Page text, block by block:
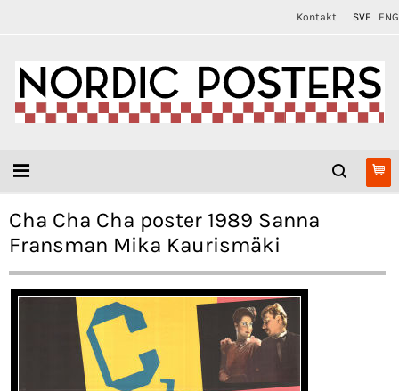
Kontakt SVE ENG
Cha Cha Cha poster 1989 Sanna
Fransman Mika Kaurismäki